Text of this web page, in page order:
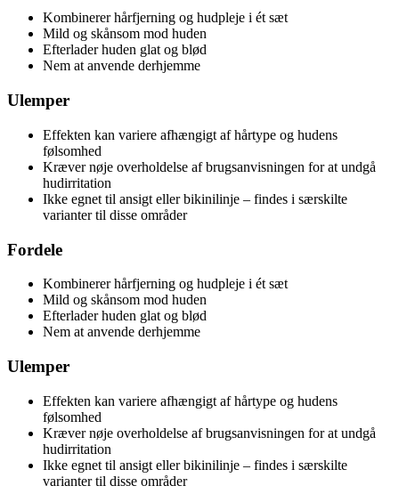
Kombinerer hårfjerning og hudpleje i ét sæt
Mild og skånsom mod huden
Efterlader huden glat og blød
Nem at anvende derhjemme
Ulemper
Effekten kan variere afhængigt af hårtype og hudens
følsomhed
Kræver nøje overholdelse af brugsanvisningen for at undgå
hudirritation
Ikke egnet til ansigt eller bikinilinje – findes i særskilte
varianter til disse områder
Fordele
Kombinerer hårfjerning og hudpleje i ét sæt
Mild og skånsom mod huden
Efterlader huden glat og blød
Nem at anvende derhjemme
Ulemper
Effekten kan variere afhængigt af hårtype og hudens
følsomhed
Kræver nøje overholdelse af brugsanvisningen for at undgå
hudirritation
Ikke egnet til ansigt eller bikinilinje – findes i særskilte
varianter til disse områder